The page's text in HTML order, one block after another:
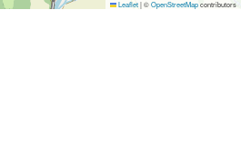
Leaflet|©OpenStreetMapcontributors